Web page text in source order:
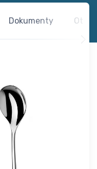
Dokumenty